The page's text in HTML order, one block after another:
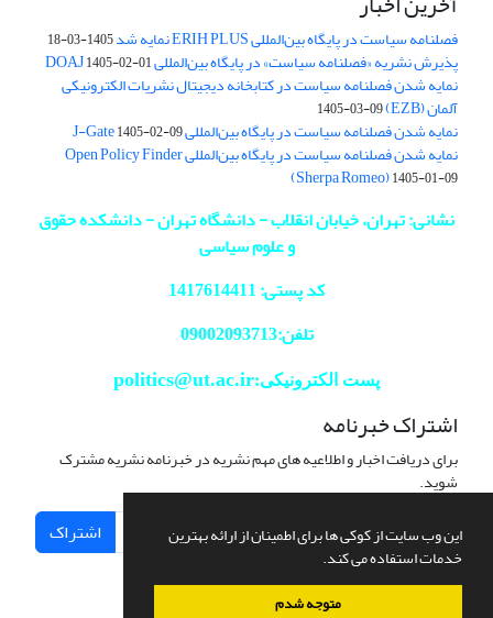
این وب سایت از کوکی ها برای اطمینان از ارائه بهترین
خدمات استفاده می کند.
متوجه شدم
فصلنامه سیاست در پایگاه بین‌المللی ERIH PLUS نمایه شد 1405-03-18
پذیرش نشریه «فصلنامه سیاست» در پایگاه بین‌المللی DOAJ1405-02-01
نمایه شدن فصلنامه سیاست در کتابخانه دیجیتال نشریات الکترونیکی
آلمان (EZB) 1405-03-09
نمایه شدن فصلنامه سیاست در پایگاه بین‌المللی J-Gate1405-02-09
نمایه شدن فصلنامه سیاست در پایگاه بین‌المللی Open Policy Finder
(Sherpa Romeo)1405-01-09
نشانی: تهران، خیابان انقلاب - دانشگاه تهران - دانشکده حقوق
و علوم سیاسی
کد پستی: 1417614411
تلفن:09002093713
پست الکترونیکی:politics@ut.ac.ir
اشتراک خبرنامه
برای دریافت اخبار و اطلاعیه های مهم نشریه در خبرنامه نشریه مشترک
شوید.
اشتراک